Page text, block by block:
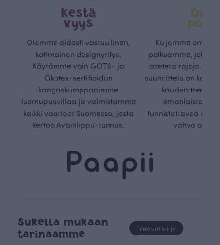
Kestä
vyys
Olemme aidosti vastuullinen,
kotimainen designyritys.
Käytämme vain GOTS- ja
Ökotex-sertifioidun
kangaskumppanimme
luomupuuvillaa ja valmistamme
kaikki vaatteet Suomessa, josta
kertoo Avainlippu-tunnus.
Oma
Kuljemme omaa,
polkuamme, jolla
aseteta rajoja.
suunnittelu on
kauden
omanlaista,
tunnistettavaa
vahva
Sukella mukaan
tarinaamme
Tilaa uutiskirje